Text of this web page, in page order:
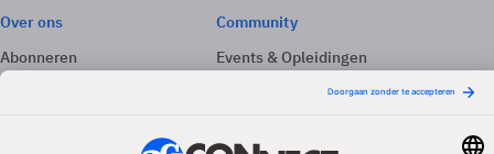
Over ons
Abonneren
Adverteren
Community
Events & Opleidingen